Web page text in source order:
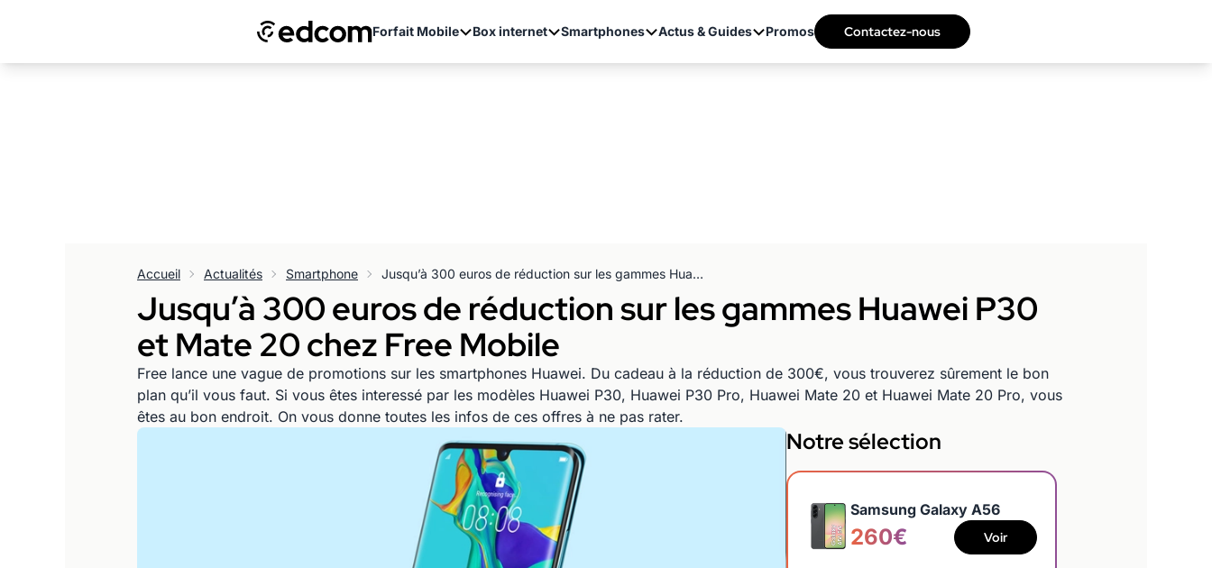
Forfait Mobile Box internet Smartphones Actus & Guides Promos Contactez-nous
Accueil Actualités Smartphone Jusqu’à 300 euros de réduction sur les gammes Huawei P30 et Mate 20 chez Free Mobile
Jusqu’à 300 euros de réduction sur les gammes Huawei P30
et Mate 20 chez Free Mobile
Free lance une vague de promotions sur les smartphones Huawei. Du cadeau à la réduction de 300€, vous trouverez sûrement le bon
plan qu’il vous faut. Si vous êtes interessé par les modèles Huawei P30, Huawei P30 Pro, Huawei Mate 20 et Huawei Mate 20 Pro, vous
êtes au bon endroit. On vous donne toutes les infos de ces offres à ne pas rater.
Notre sélection
Samsung Galaxy A56
260€ Voir